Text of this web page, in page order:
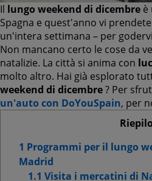
Il lungo weekend di dicembre è
Spagna e quest'anno vi
un'intera settimana – per
Non mancano certo le cose da
natalizie. La città si anima con
molto altro. Hai già esplorato
weekend di dicembre? Per
un'auto con DoYouSpain, per
1 Programmi per il lungo
Madrid
1.1 Visita i mercatini di